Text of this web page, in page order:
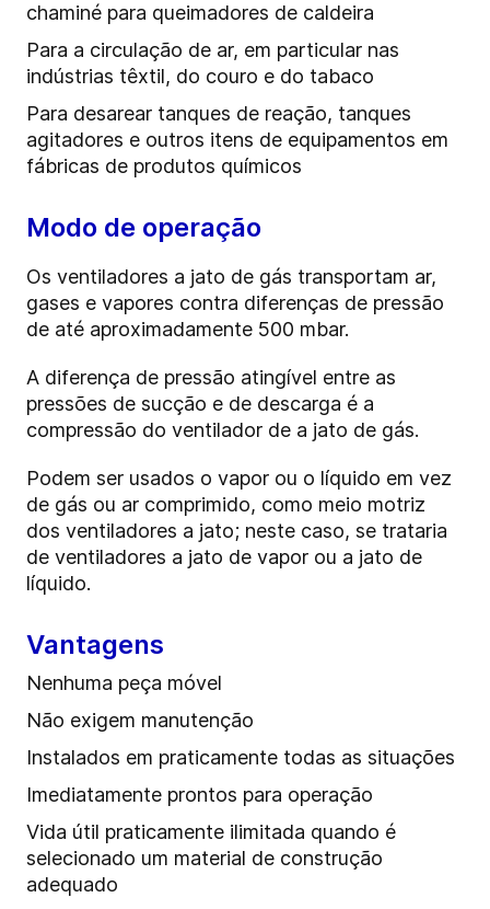
chaminé para queimadores de caldeira
Para a circulação de ar, em particular nas
indústrias têxtil, do couro e do tabaco
Para desarear tanques de reação, tanques
agitadores e outros itens de equipamentos em
fábricas de produtos químicos
Modo de operação
Os ventiladores a jato de gás transportam ar,
gases e vapores contra diferenças de pressão
de até aproximadamente 500 mbar.
A diferença de pressão atingível entre as
pressões de sucção e de descarga é a
compressão do ventilador de a jato de gás.
Podem ser usados o vapor ou o líquido em vez
de gás ou ar comprimido, como meio motriz
dos ventiladores a jato; neste caso, se trataria
de ventiladores a jato de vapor ou a jato de
líquido.
Vantagens
Nenhuma peça móvel
Não exigem manutenção
Instalados em praticamente todas as situações
Imediatamente prontos para operação
Vida útil praticamente ilimitada quando é
selecionado um material de construção
adequado